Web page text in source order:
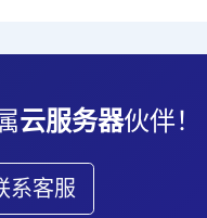
云服务器伙伴！
系客服